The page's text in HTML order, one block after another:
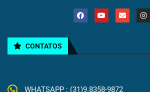
CONTATOS
WHATSAPP : (31)9.8358-9872